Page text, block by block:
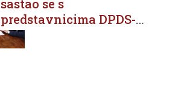
sastao se s
predstavnicima DPDS-a
na temu obnove
valobrana Kaše